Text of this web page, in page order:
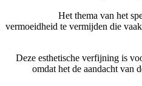
. Het thema van het
vermoeidheid te vermijden die
Deze esthetische verfijning is
omdat het de aandacht van